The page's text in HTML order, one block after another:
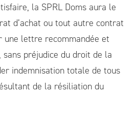
la SPRL Doms aura le
d’achat ou tout autre contrat
une lettre recommandée et
préjudice du droit de la
indemnisation totale de tous
de la résiliation du